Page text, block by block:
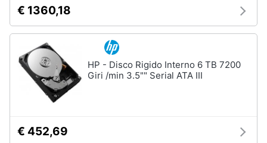
€ 1360,18
HP - Disco Rigido Interno 6 TB 7200
Giri /min 3.5"" Serial ATA III
€ 452,69